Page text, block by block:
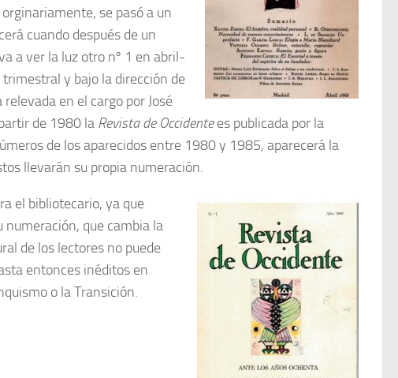
se pasó a un
cuando después de un
a ver la luz otro nº 1 en abril-
y bajo la dirección de
en el cargo por José
de 1980 la Revista de Occidentees publicada por la
de los aparecidos entre 1980 y 1985, aparecerá la
llevarán su propia numeración.
el bibliotecario, ya que
numeración, que cambia la
de los lectores no puede
entonces inéditos en
o la Transición.